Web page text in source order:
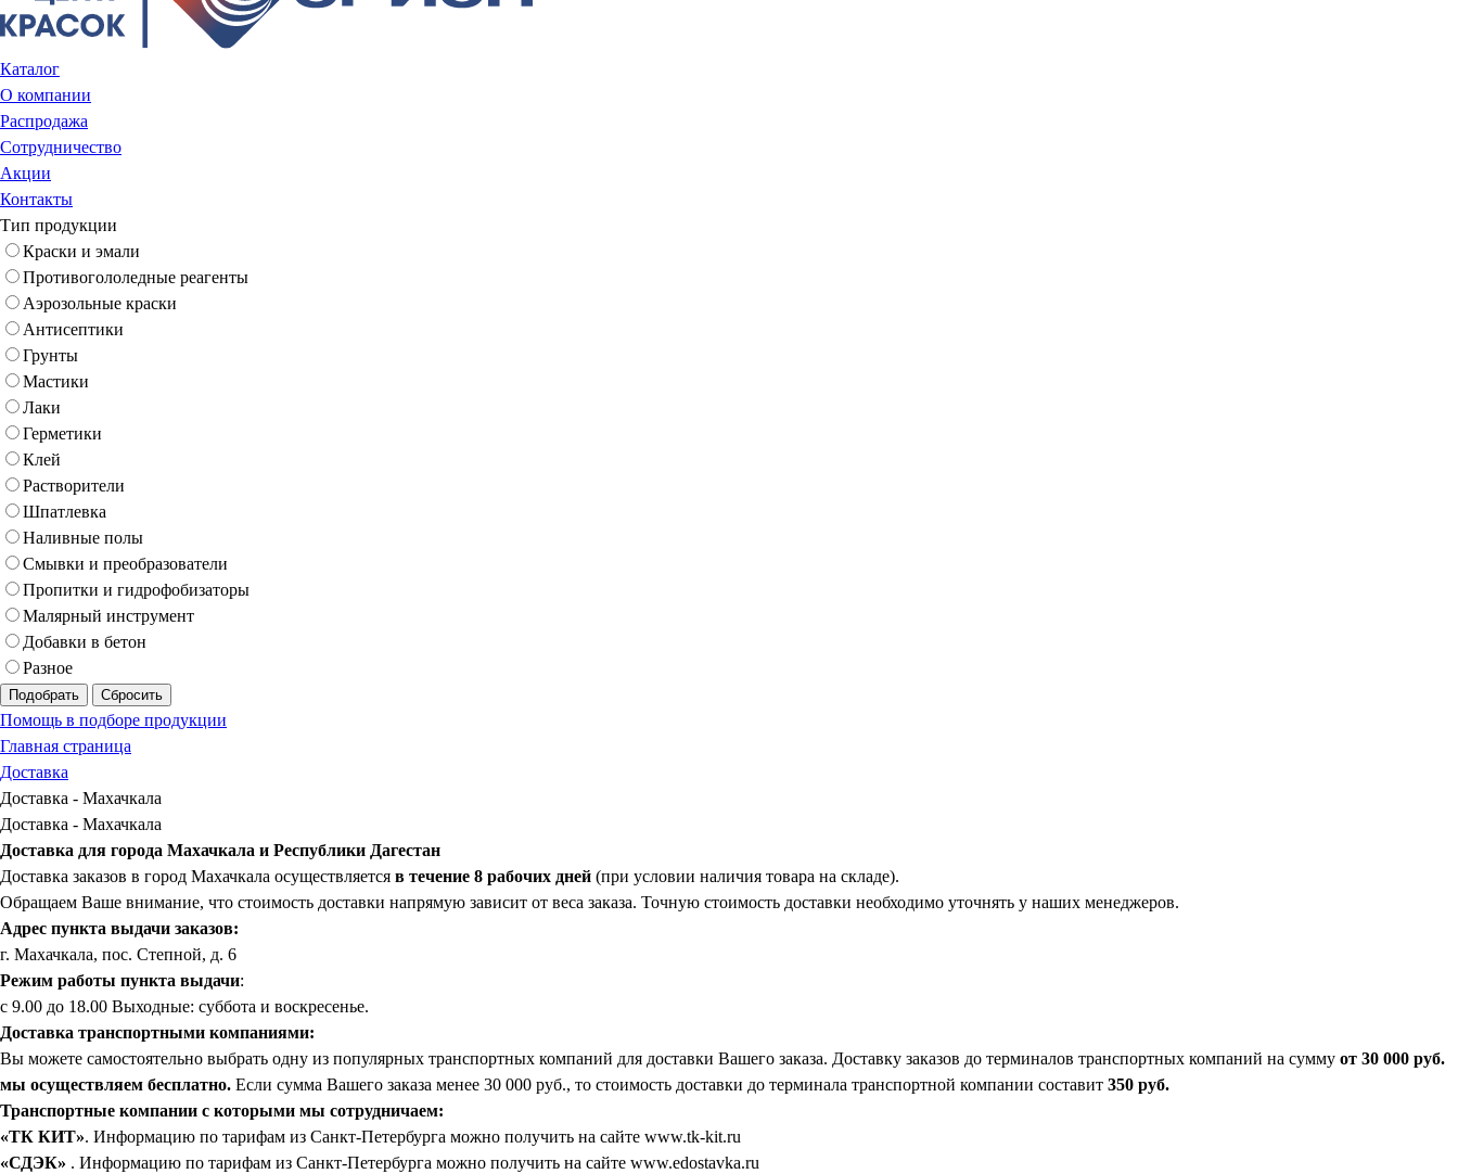
Каталог
О компании
Распродажа
Сотрудничество
Акции
Контакты
Тип продукции
Краски и эмали
Противогололедные реагенты
Аэрозольные краски
Антисептики
Грунты
Мастики
Лаки
Герметики
Клей
Растворители
Шпатлевка
Наливные полы
Смывки и преобразователи
Пропитки и гидрофобизаторы
Малярный инструмент
Добавки в бетон
Разное
Подобрать Сбросить
Помощь в подборе продукции
Главная страница
Доставка
Доставка - Махачкала
Доставка - Махачкала
Доставка для города Махачкала и Республики Дагестан
Доставка заказов в город Махачкала осуществляется в течение 8 рабочих дней (при условии наличия товара на складе).
Обращаем Ваше внимание, что стоимость доставки напрямую зависит от веса заказа. Точную стоимость доставки необходимо уточнять у наших менеджеров.
Адрес пункта выдачи заказов:
г. Махачкала, пос. Степной, д. 6
Режим работы пункта выдачи:
с 9.00 до 18.00 Выходные: суббота и воскресенье.
Доставка транспортными компаниями:
Вы можете самостоятельно выбрать одну из популярных транспортных компаний для доставки Вашего заказа. Доставку заказов до терминалов транспортных компаний на сумму от 30 000 руб.
мы осуществляем бесплатно. Если сумма Вашего заказа менее 30 000 руб., то стоимость доставки до терминала транспортной компании составит 350 руб.
Транспортные компании с которыми мы сотрудничаем:
«ТК КИТ». Информацию по тарифам из Санкт-Петербурга можно получить на сайте www.tk-kit.ru
«СДЭК» . Информацию по тарифам из Санкт-Петербурга можно получить на сайте www.edostavka.ru